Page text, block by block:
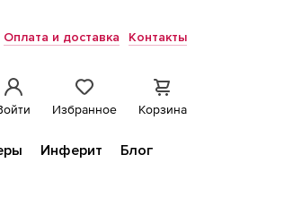
Оплата и доставка Контакты
Избранное Корзина
Инферит
Блог